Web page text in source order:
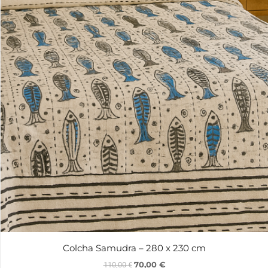
Colcha Samudra – 280 x 230 cm
110,00€ 70,00 €